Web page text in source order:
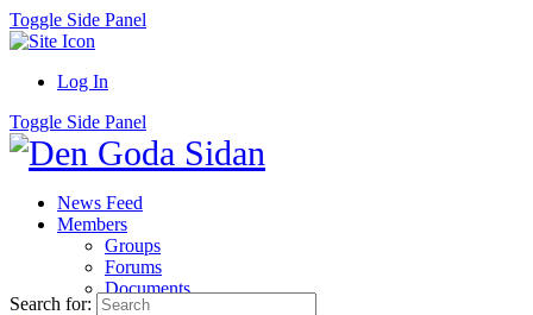
Toggle Side Panel
Log In
Toggle Side Panel
News Feed
Members
Groups
Forums
Documents
Search for: